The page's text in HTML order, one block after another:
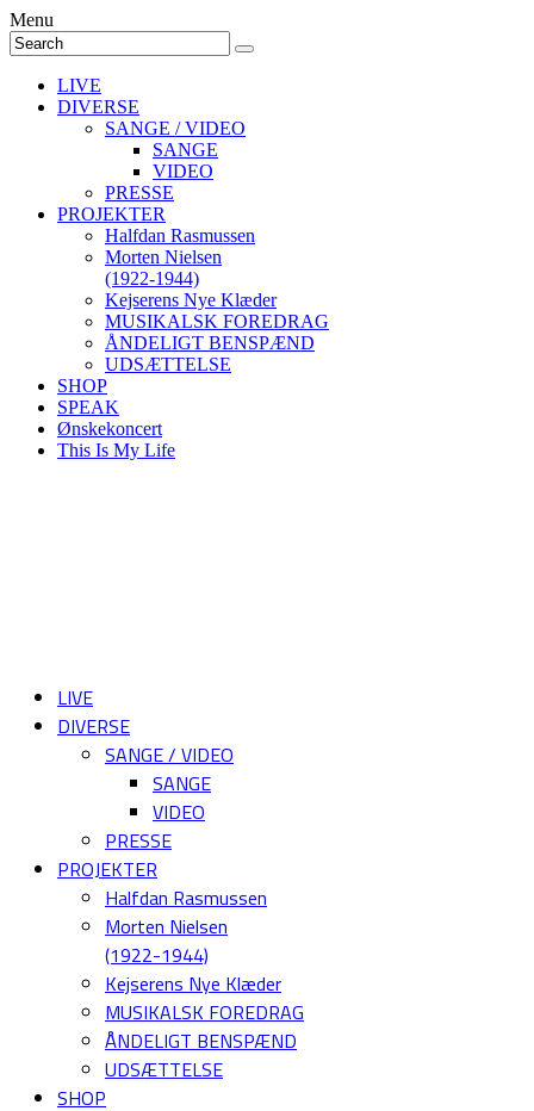
Menu
LIVE
DIVERSE
SANGE / VIDEO
SANGE
VIDEO
PRESSE
PROJEKTER
Halfdan Rasmussen
Morten Nielsen
(1922-1944)
Kejserens Nye Klæder
MUSIKALSK FOREDRAG
ÅNDELIGT BENSPÆND
UDSÆTTELSE
SHOP
SPEAK
Ønskekoncert
This Is My Life
LIVE
DIVERSE
SANGE / VIDEO
SANGE
VIDEO
PRESSE
PROJEKTER
Halfdan Rasmussen
Morten Nielsen
(1922-1944)
Kejserens Nye Klæder
MUSIKALSK FOREDRAG
ÅNDELIGT BENSPÆND
UDSÆTTELSE
SHOP